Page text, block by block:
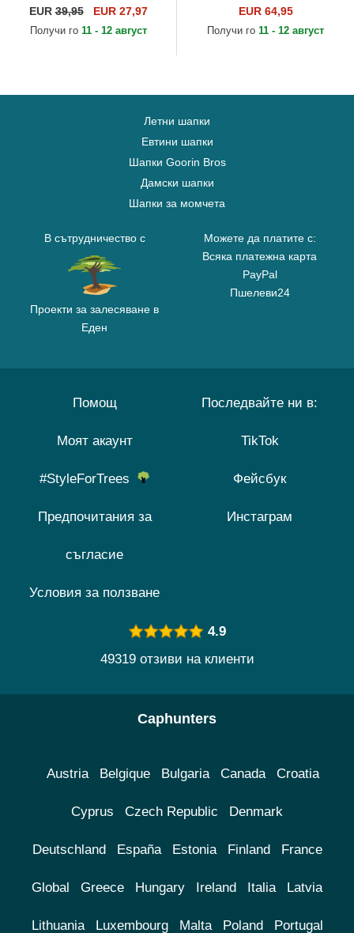
Distressed Black Gold от
The No.1 Face
EUR39,95 EUR 27,97
Получи го 11 - 12 август
EUR 64,95
Получи го 11 - 12 август
Летни шапки
Евтини шапки
Шапки Goorin Bros
Дамски шапки
Шапки за момчета
В сътрудничество с
Проекти за залесяване в
Еден
Можете да платите с:
Всяка платежна карта
PayPal
Пшелеви24
Помощ
Моят акаунт
#StyleForTrees
Предпочитания за
съгласие
Условия за ползване
Последвайте ни в:
TikTok
Фейсбук
Инстаграм
4.9
49319 отзиви на клиенти
Caphunters
Austria Belgique Bulgaria Canada Croatia
Cyprus Czech Republic Denmark
Deutschland España Estonia Finland France
Global Greece Hungary Ireland Italia Latvia
Lithuania Luxembourg Malta Poland Portugal